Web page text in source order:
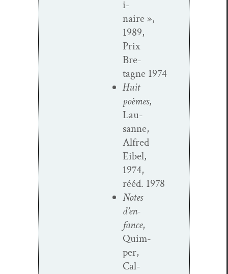
i­
naire »,
1989,
Prix
Bre­
tagne 1974
Huit
poèmes,
Lau­
sanne,
Alfred
Eibel,
1974,
rééd. 1978
Notes
d’en­
fance,
Quim­
per,
Cal­